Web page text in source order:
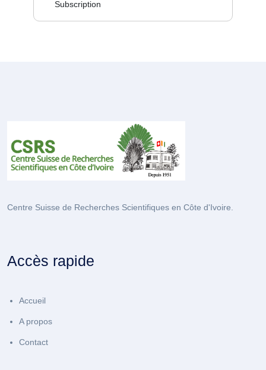
Subscription
Centre Suisse de Recherches Scientifiques en Côte d'Ivoire.
Accès rapide
Accueil
A propos
Contact